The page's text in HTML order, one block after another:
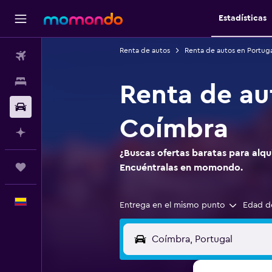
Estadísticas
Renta de autos Renta de autos en
Renta de
Coímbra
¿Buscas ofertas baratas para
Encuéntralas en momondo.
Entrega en el mismo punto Edad